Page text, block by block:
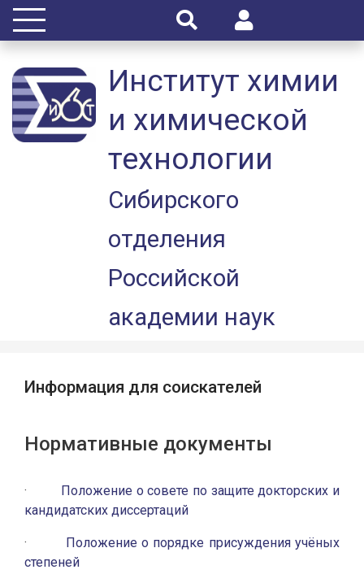
Институт химии
и химической
технологии
Сибирского
отделения
Российской
академии наук
Информация для соискателей
Нормативные документы
·
Положение о совете по защите докторских и
кандидатских диссертаций
· Положение о порядке присуждения учёных
степеней